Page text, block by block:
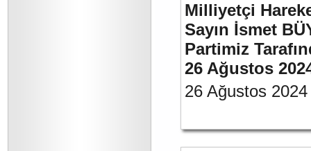
Milliyetçi
Sayın İsmet
Partimiz
26 Ağustos
26 Ağustos 2024